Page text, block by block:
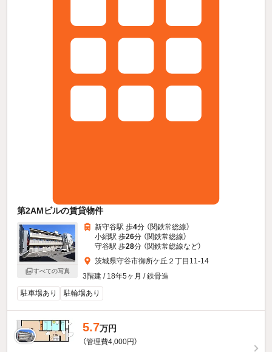
第2AMビルの賃貸物件
すべての写真
新守谷駅 歩4分 （関鉄常総線）
小絹駅 歩26分 （関鉄常総線）
守谷駅 歩28分 （関鉄常総線など）
茨城県守谷市御所ケ丘２丁目11-14
3階建 / 18年5ヶ月 / 鉄骨造
駐車場あり
駐輪場あり
5.7万円
（管理費4,000円）